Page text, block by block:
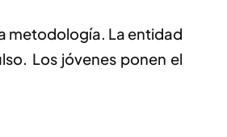
metodología. La entidad
Los jóvenes ponen el